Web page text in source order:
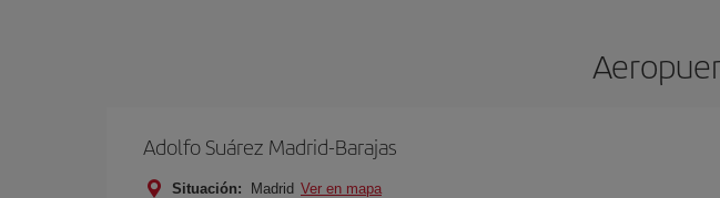
Adolfo Suárez Madrid-Barajas
Situación: Madrid Ver en mapa